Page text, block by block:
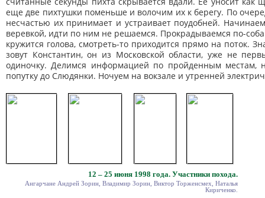
еще две пихтушки поменьше и волочим их к берегу. По
несчастью их принимает и устраивает поудобней.
веревкой, идти по ним не решаемся. Прокрадываемся по-
кружится голова, смотреть-то приходится прямо на
зовут Константин, он из Московской области, уже не
одиночку. Делимся информацией по пройденным местам,
попутку до Слюдянки. Ночуем на вокзале и утренней
12 – 25 июня 1998 года. Участники похода.
Ангарчане Андрей Зорин, Владимир Зорин, Виктор Торженсмех, Наталья
Кириченко.